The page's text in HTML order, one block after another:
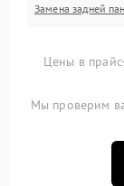
Замена задней
Цены в
Мы проверим